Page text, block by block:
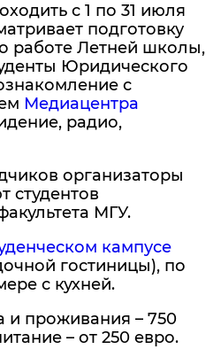
с 1 по 31 июля
подготовку
работе Летней школы,
Юридического
с
Медиацентра
радио,
организаторы
студентов
МГУ.
кампусе
гостиницы), по
с кухней.
и проживания – 750
– от 250 евро.